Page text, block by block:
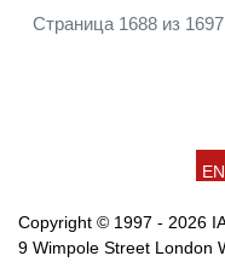
Страница 1688 из 1697
Copyright © 1997 - 2026
9 Wimpole Street London